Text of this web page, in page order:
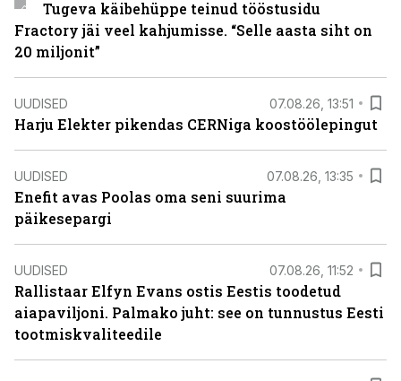
Tugeva käibehüppe teinud tööstusidu
Fractory jäi veel kahjumisse. “Selle aasta siht on
20 miljonit”
UUDISED 07.08.26, 13:51
Harju Elekter pikendas CERNiga koostöölepingut
UUDISED 07.08.26, 13:35
Enefit avas Poolas oma seni suurima
päikesepargi
UUDISED 07.08.26, 11:52
Rallistaar Elfyn Evans ostis Eestis toodetud
aiapaviljoni. Palmako juht: see on tunnustus Eesti
tootmiskvaliteedile